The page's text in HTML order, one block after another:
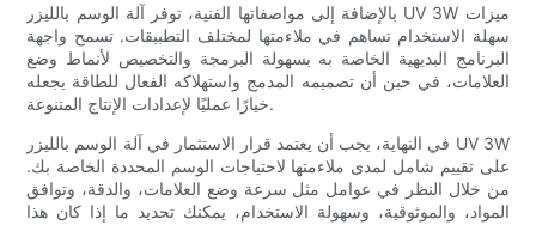
بالإضافة إلى مواصفاتها الفنية، توفر آلة الوسم بالليزر UV 3W ميزات
سهلة الاستخدام تساهم في ملاءمتها لمختلف التطبيقات. تسمح واجهة
البرنامج البديهية الخاصة به بسهولة البرمجة والتخصيص لأنماط وضع
العلامات، في حين أن تصميمه المدمج واستهلاكه الفعال للطاقة يجعله
خيارًا عمليًا لإعدادات الإنتاج المتنوعة.
في النهاية، يجب أن يعتمد قرار الاستثمار في آلة الوسم بالليزر UV 3W
على تقييم شامل لمدى ملاءمتها لاحتياجات الوسم المحددة الخاصة بك.
من خلال النظر في عوامل مثل سرعة وضع العلامات، والدقة، وتوافق
المواد، والموثوقية، وسهولة الاستخدام، يمكنك تحديد ما إذا كان هذا